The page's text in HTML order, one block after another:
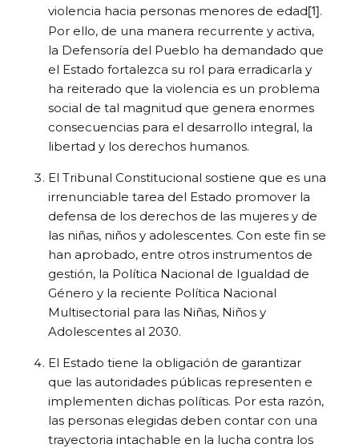
violencia hacia personas menores de edad[1].
Por ello, de una manera recurrente y activa,
la Defensoría del Pueblo ha demandado que
el Estado fortalezca su rol para erradicarla y
ha reiterado que la violencia es un problema
social de tal magnitud que genera enormes
consecuencias para el desarrollo integral, la
libertad y los derechos humanos.
El Tribunal Constitucional sostiene que es una
irrenunciable tarea del Estado promover la
defensa de los derechos de las mujeres y de
las niñas, niños y adolescentes. Con este fin se
han aprobado, entre otros instrumentos de
gestión, la Política Nacional de Igualdad de
Género y la reciente Política Nacional
Multisectorial para las Niñas, Niños y
Adolescentes al 2030.
El Estado tiene la obligación de garantizar
que las autoridades públicas representen e
implementen dichas políticas. Por esta razón,
las personas elegidas deben contar con una
trayectoria intachable en la lucha contra los